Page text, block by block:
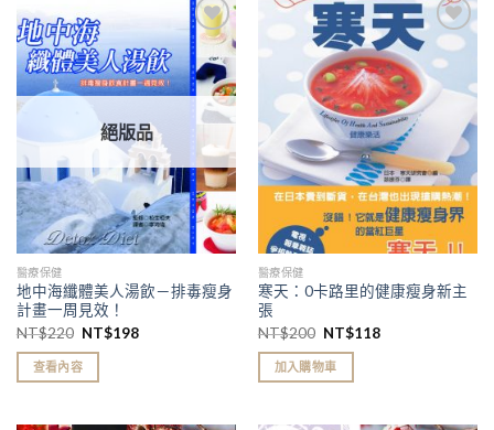
加入
「願
望清
單」
絕版品
醫療保健
地中海纖體美人湯飲－排毒瘦身
計畫一周見效！
NT$220 NT$198
查看內容
加入
「願
單」
醫療保健
寒天：0卡路里的健康瘦身新主
張
NT$200 NT$118
加入購物車